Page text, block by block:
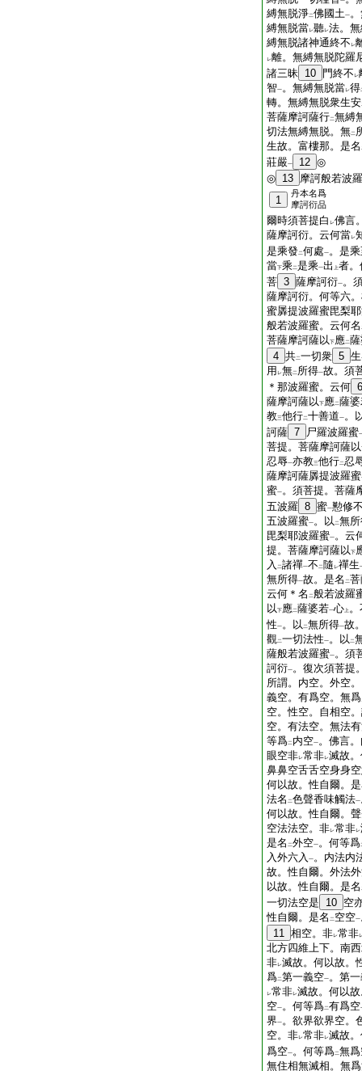
縛無脱淨二佛國土一
縛無脱當レ聽レ法。
縛無脱諸神通終不 レ
レ離。無縛無脱陀羅
諸三昧 10 門終不 レ
智一。無縛無脱當レ得
轉。無縛無脱衆生安
菩薩摩訶薩行二無縛
切法無縛無脱。無二
生故。富樓那。是名
莊嚴一 12 ◎
◎ 13 摩訶般若波
1
丹本名爲
摩訶衍品
爾時須菩提白 レ佛言
薩摩訶衍。云何當レ
是乘發 二何處一。是
當下乘 二是乘一出 上者。
菩 3 薩摩訶衍一。
薩摩訶衍。何等六
蜜羼提波羅蜜毘梨
般若波羅蜜。云何名
菩薩摩訶薩以下應二
4 共二一切衆 5 生
用 レ無二 所得一故。須
＊那波羅蜜。云何 6
薩摩訶薩以下應二薩
教三他行二十善道一。
訶薩 7 尸羅波羅蜜
菩提。菩薩摩訶薩以
忍辱一亦教三他行二忍
薩摩訶薩羼提波羅蜜
蜜一。須菩提。菩薩
五波羅 8 蜜一懃修
五波羅蜜一。以 二無
毘梨耶波羅蜜一。云
提。菩薩摩訶薩以下
入 二諸禪一不 二 隨 レ禪生
無所得一故。是名 二
云何＊名 二般若波羅
以下應二薩婆若一心 上 。
性一。以 二無所得一故
觀二一切法性一。以 二
薩般若波羅蜜一。須
訶衍一。復次須菩提
所謂。内空。外空
義空。有爲空。無
空。性空。自相空
空。有法空。無法
等爲二 内空一。佛言
眼空非レ常非レ滅故
鼻鼻空舌舌空身身
何以故。性自爾。
法名 二色聲香味觸法一
何以故。性自爾。
空法法空。非レ常非レ
是名 二外空一。何等爲
入外六入 一。内法内
故。性自爾。外法
以故。性自爾。是名
一切法空是 10 空
性自爾。是名 二 空空一
11 相空。非レ常非
北方四維上下。南
非レ滅故。何以故。
爲二第一義空一。第
レ常非レ滅故。何以
空一。何等爲二有爲空
界一。欲界欲界空。
空。非レ常非レ滅故
爲空一。何等爲二無
無住相無滅相。無